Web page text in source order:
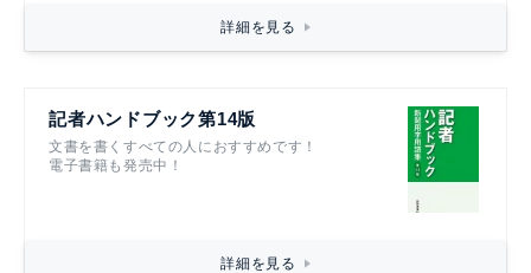
詳細を見る
記者ハンドブック第14版
文書を書くすべての人におすすめです！
電子書籍も発売中！
詳細を見る